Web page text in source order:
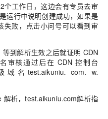
个工作日，这边会有专员去审
运行中说明创建成功，如果是
失败，点击小问号可以看到审
到解析生效之后就证明 CDN
审核通过后在 CDN 控制台
名test.aikuniu. com. w.
解析，test.aikuniu.com解析指